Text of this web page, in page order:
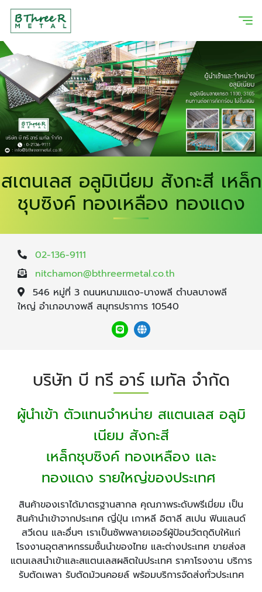
สเตนเลส อลูมิเนียม สังกะสี เหล็ก
ชุบซิงค์ ทองเหลือง ทองแดง
02-136-9111
nitchamon@bthreermetal.co.th
546 หมู่ที่ 3 ถนนหนามแดง-บางพลี ตำบลบางพลี
ใหญ่ อำเภอบางพลี สมุทรปราการ 10540
บริษัท บี ทรี อาร์ เมทัล จำกัด
ผู้นำเข้า ตัวแทนจำหน่าย สแตนเลส อลูมิ
เนียม สังกะสี
เหล็กชุบซิงค์ ทองเหลือง และ
ทองแดง รายใหญ่ของประเทศ
สินค้าของเราได้มาตรฐานสากล คุณภาพระดับพรีเมี่ยม เป็น
สินค้านำเข้าจากประเทศ ญี่ปุ่น เกาหลี อิตาลี สเปน ฟินแลนด์
สวีเดน และอื่นๆ เราเป็นซัพพลายเออร์ผู้ป้อนวัตถุดิบให้แก่
โรงงานอุตสาหกรรมชั้นนำของไทย และต่างประเทศ ขายส่งส
แตนเลสนำเข้าและสแตนเลสผลิตในประเทศ ราคาโรงงาน บริการ
รับตัดเพลา รับตัดม้วนคอยล์ พร้อมบริการจัดส่งทั่วประเทศ